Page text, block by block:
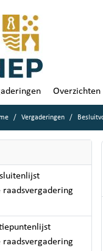
Overzichten
Vergaderingen
raadsvergadering
raadsvergadering